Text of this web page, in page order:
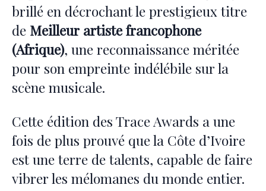
brillé en décrochant le prestigieux titre
de Meilleur artiste francophone
(Afrique), une reconnaissance méritée
pour son empreinte indélébile sur la
scène musicale.
Cette édition des Trace Awards a une
fois de plus prouvé que la Côte d’Ivoire
est une terre de talents, capable de faire
vibrer les mélomanes du monde entier.